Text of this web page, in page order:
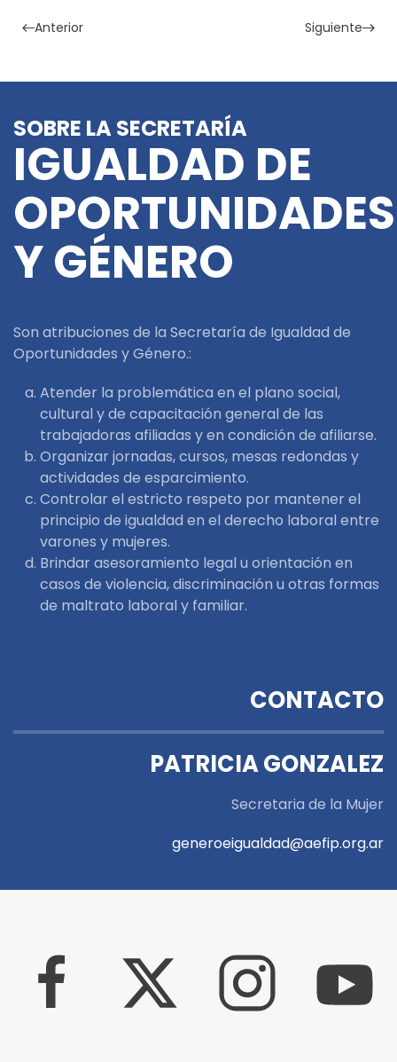
Anterior Siguiente
SOBRE LA SECRETARÍA
IGUALDAD DE
OPORTUNIDADES
Y GÉNERO
Son atribuciones de la Secretaría de Igualdad de
Oportunidades y Género.:
Atender la problemática en el plano social,
cultural y de capacitación general de las
trabajadoras afiliadas y en condición de afiliarse.
Organizar jornadas, cursos, mesas redondas y
actividades de esparcimiento.
Controlar el estricto respeto por mantener el
principio de igualdad en el derecho laboral entre
varones y mujeres.
Brindar asesoramiento legal u orientación en
casos de violencia, discriminación u otras formas
de maltrato laboral y familiar.
CONTACTO
PATRICIA GONZALEZ
Secretaria de la Mujer
generoeigualdad@aefip.org.ar